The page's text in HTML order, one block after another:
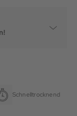
Schnelltrocknend